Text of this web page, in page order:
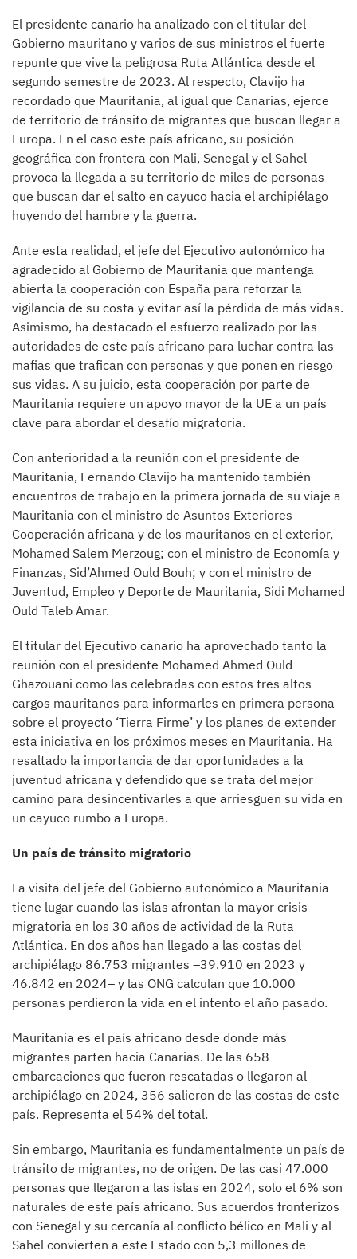
El presidente canario ha analizado con el titular del
Gobierno mauritano y varios de sus ministros el fuerte
repunte que vive la peligrosa Ruta Atlántica desde el
segundo semestre de 2023. Al respecto, Clavijo ha
recordado que Mauritania, al igual que Canarias, ejerce
de territorio de tránsito de migrantes que buscan llegar a
Europa. En el caso este país africano, su posición
geográfica con frontera con Mali, Senegal y el Sahel
provoca la llegada a su territorio de miles de personas
que buscan dar el salto en cayuco hacia el archipiélago
huyendo del hambre y la guerra.
Ante esta realidad, el jefe del Ejecutivo autonómico ha
agradecido al Gobierno de Mauritania que mantenga
abierta la cooperación con España para reforzar la
vigilancia de su costa y evitar así la pérdida de más vidas.
Asimismo, ha destacado el esfuerzo realizado por las
autoridades de este país africano para luchar contra las
mafias que trafican con personas y que ponen en riesgo
sus vidas. A su juicio, esta cooperación por parte de
Mauritania requiere un apoyo mayor de la UE a un país
clave para abordar el desafío migratoria.
Con anterioridad a la reunión con el presidente de
Mauritania, Fernando Clavijo ha mantenido también
encuentros de trabajo en la primera jornada de su viaje a
Mauritania con el ministro de Asuntos Exteriores
Cooperación africana y de los mauritanos en el exterior,
Mohamed Salem Merzoug; con el ministro de Economía y
Finanzas, Sid’Ahmed Ould Bouh; y con el ministro de
Juventud, Empleo y Deporte de Mauritania, Sidi Mohamed
Ould Taleb Amar.
El titular del Ejecutivo canario ha aprovechado tanto la
reunión con el presidente Mohamed Ahmed Ould
Ghazouani como las celebradas con estos tres altos
cargos mauritanos para informarles en primera persona
sobre el proyecto ‘Tierra Firme’ y los planes de extender
esta iniciativa en los próximos meses en Mauritania. Ha
resaltado la importancia de dar oportunidades a la
juventud africana y defendido que se trata del mejor
camino para desincentivarles a que arriesguen su vida en
un cayuco rumbo a Europa.
Un país de tránsito migratorio
La visita del jefe del Gobierno autonómico a Mauritania
tiene lugar cuando las islas afrontan la mayor crisis
migratoria en los 30 años de actividad de la Ruta
Atlántica. En dos años han llegado a las costas del
archipiélago 86.753 migrantes –39.910 en 2023 y
46.842 en 2024– y las ONG calculan que 10.000
personas perdieron la vida en el intento el año pasado.
Mauritania es el país africano desde donde más
migrantes parten hacia Canarias. De las 658
embarcaciones que fueron rescatadas o llegaron al
archipiélago en 2024, 356 salieron de las costas de este
país. Representa el 54% del total.
Sin embargo, Mauritania es fundamentalmente un país de
tránsito de migrantes, no de origen. De las casi 47.000
personas que llegaron a las islas en 2024, solo el 6% son
naturales de este país africano. Sus acuerdos fronterizos
con Senegal y su cercanía al conflicto bélico en Mali y al
Sahel convierten a este Estado con 5,3 millones de